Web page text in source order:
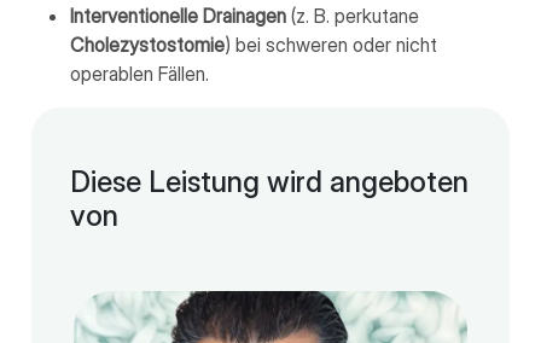
Interventionelle Drainagen (z. B. perkutane
Cholezystostomie) bei schweren oder nicht
operablen Fällen.
Diese Leistung wird angeboten
von